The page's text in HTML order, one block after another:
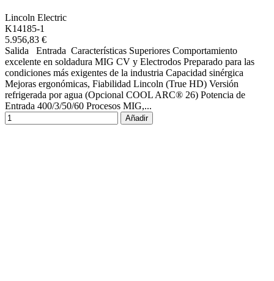
Lincoln Electric
K14185-1
5.956,83 €
Salida Entrada Características Superiores Comportamiento
excelente en soldadura MIG CV y Electrodos Preparado para las
condiciones más exigentes de la industria Capacidad sinérgica
Mejoras ergonómicas, Fiabilidad Lincoln (True HD) Versión
refrigerada por agua (Opcional COOL ARC® 26) Potencia de
Entrada 400/3/50/60 Procesos MIG,...
Añadir